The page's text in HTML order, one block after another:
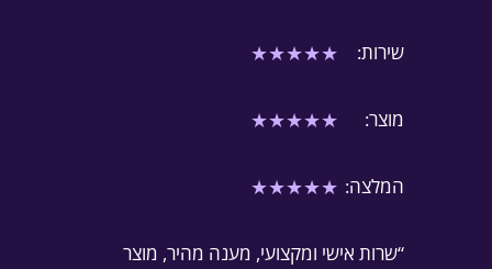
שירות: ★
★
★
★
★
מוצר: ★
★
★
★
★
המלצה: ★
★
★
★
★
“שרות אישי ומקצועי, מענה מהיר, מוצר